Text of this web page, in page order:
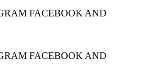
FACEBOOK AND
FACEBOOK AND